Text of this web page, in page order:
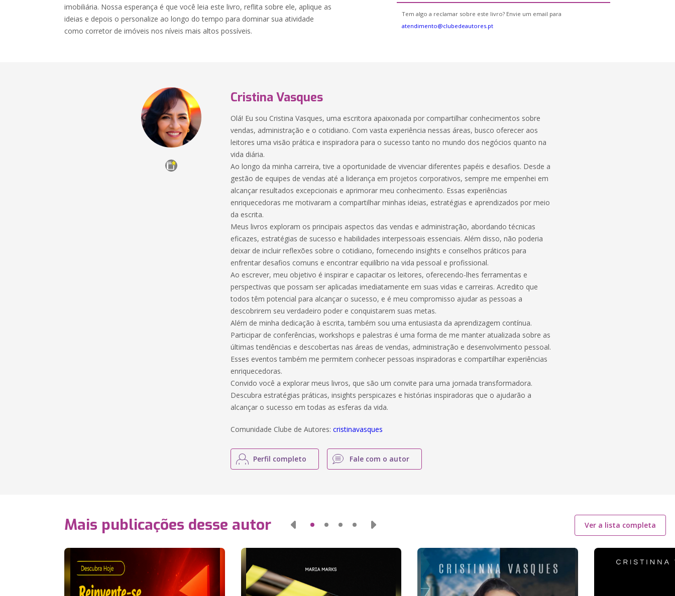
imobiliária. Nossa esperança é que você leia este livro, reflita sobre ele, aplique as
ideias e depois o personalize ao longo do tempo para dominar sua atividade
como corretor de imóveis nos níveis mais altos possíveis.
Tem algo a reclamar sobre este livro? Envie um email para
atendimento@clubedeautores.pt
Cristina Vasques
Olá! Eu sou Cristina Vasques, uma escritora apaixonada por compartilhar conhecimentos sobre
vendas, administração e o cotidiano. Com vasta experiência nessas áreas, busco oferecer aos
leitores uma visão prática e inspiradora para o sucesso tanto no mundo dos negócios quanto na
vida diária.
Ao longo da minha carreira, tive a oportunidade de vivenciar diferentes papéis e desafios. Desde a
gestão de equipes de vendas até a liderança em projetos corporativos, sempre me empenhei em
alcançar resultados excepcionais e aprimorar meu conhecimento. Essas experiências
enriquecedoras me motivaram a compartilhar minhas ideias, estratégias e aprendizados por meio
da escrita.
Meus livros exploram os principais aspectos das vendas e administração, abordando técnicas
eficazes, estratégias de sucesso e habilidades interpessoais essenciais. Além disso, não poderia
deixar de incluir reflexões sobre o cotidiano, fornecendo insights e conselhos práticos para
enfrentar desafios comuns e encontrar equilíbrio na vida pessoal e profissional.
Ao escrever, meu objetivo é inspirar e capacitar os leitores, oferecendo-lhes ferramentas e
perspectivas que possam ser aplicadas imediatamente em suas vidas e carreiras. Acredito que
todos têm potencial para alcançar o sucesso, e é meu compromisso ajudar as pessoas a
descobrirem seu verdadeiro poder e conquistarem suas metas.
Além de minha dedicação à escrita, também sou uma entusiasta da aprendizagem contínua.
Participar de conferências, workshops e palestras é uma forma de me manter atualizada sobre as
últimas tendências e descobertas nas áreas de vendas, administração e desenvolvimento pessoal.
Esses eventos também me permitem conhecer pessoas inspiradoras e compartilhar experiências
enriquecedoras.
Convido você a explorar meus livros, que são um convite para uma jornada transformadora.
Descubra estratégias práticas, insights perspicazes e histórias inspiradoras que o ajudarão a
alcançar o sucesso em todas as esferas da vida.
Comunidade Clube de Autores:cristinavasques
Perfil completo Fale com o autor
Mais publicações desse autor Ver a lista completa